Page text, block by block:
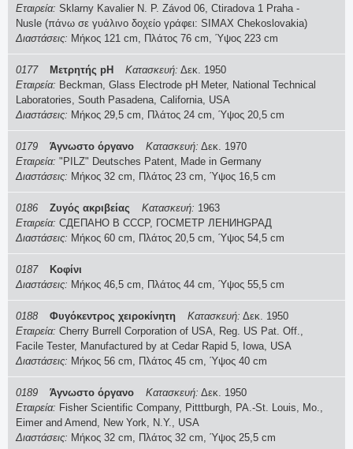
η
σ
η
ς
Εταιρεία: Sklarny Kavalier N. P. Závod 06, Ctiradova 1 Praha -
Nusle (πάνω σε γυάλινο δοχείο γράφει: SIMAX Chekoslovakia)
Διαστάσεις: Μήκος 121 cm, Πλάτος 76 cm, Ύψος 223 cm
0177 Μετρητής pH Κατασκευή: Δεκ. 1950
Εταιρεία: Beckman, Glass Electrode pH Meter, National Technical
Laboratories, South Pasadena, California, USA
Διαστάσεις: Μήκος 29,5 cm, Πλάτος 24 cm, Ύψος 20,5 cm
0179 Άγνωστο όργανο Κατασκευή: Δεκ. 1970
Εταιρεία: "PILZ" Deutsches Patent, Made in Germany
Διαστάσεις: Μήκος 32 cm, Πλάτος 23 cm, Ύψος 16,5 cm
0186 Ζυγός ακριβείας Κατασκευή: 1963
Εταιρεία: CДЕПАНО В CCCР, ГОСМЕТР ЛЕНИНGРАД
Διαστάσεις: Μήκος 60 cm, Πλάτος 20,5 cm, Ύψος 54,5 cm
0187
Κοφίνι
Διαστάσεις: Μήκος 46,5 cm, Πλάτος 44 cm, Ύψος 55,5 cm
0188 Φυγόκεντρος χειροκίνητη Κατασκευή: Δεκ. 1950
Εταιρεία: Cherry Burrell Corporation of USA, Reg. US Pat. Off.,
Facile Tester, Manufactured by at Cedar Rapid 5, Iowa, USA
Διαστάσεις: Μήκος 56 cm, Πλάτος 45 cm, Ύψος 40 cm
0189 Άγνωστο όργανο Κατασκευή: Δεκ. 1950
Εταιρεία: Fisher Scientific Company, Pitttburgh, PA.-St. Louis, Mo.,
Eimer and Amend, New York, N.Y., USA
Διαστάσεις: Μήκος 32 cm, Πλάτος 32 cm, Ύψος 25,5 cm